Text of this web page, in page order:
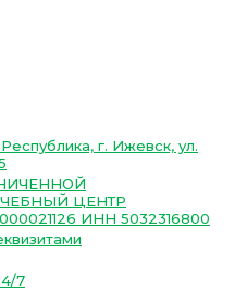
г. Ижевск, ул.
ЦЕНТР
ИНН 5032316800
7